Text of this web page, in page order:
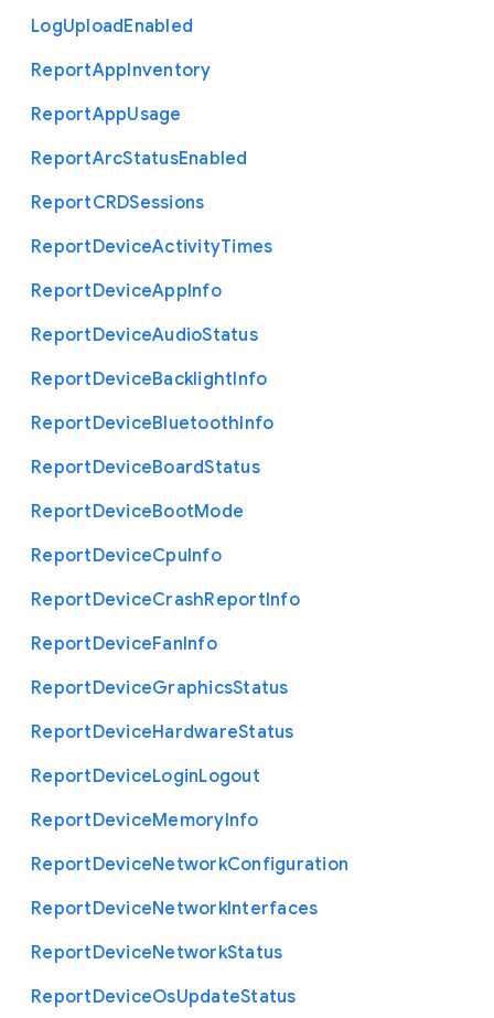
LogUploadEnabled
ReportAppInventory
ReportAppUsage
ReportArcStatusEnabled
ReportCRDSessions
ReportDeviceActivityTimes
ReportDeviceAppInfo
ReportDeviceAudioStatus
ReportDeviceBacklightInfo
ReportDeviceBluetoothInfo
ReportDeviceBoardStatus
ReportDeviceBootMode
ReportDeviceCpuInfo
ReportDeviceCrashReportInfo
ReportDeviceFanInfo
ReportDeviceGraphicsStatus
ReportDeviceHardwareStatus
ReportDeviceLoginLogout
ReportDeviceMemoryInfo
ReportDeviceNetworkConfiguration
ReportDeviceNetworkInterfaces
ReportDeviceNetworkStatus
ReportDeviceOsUpdateStatus